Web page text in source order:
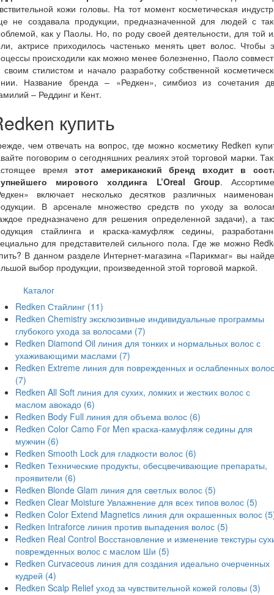
кожи головы. На тот момент косметическая
не создавала продукции, предназначенной для людей с
как у Паолы. Но, по роду своей деятельности, для той
актрисе приходилось частенько менять цвет волос. Чтобы
происходили как можно менее болезненно, Паоло
своим стилистом и начало разработку собственной
Название бренда – «Редкен», симбиоз из сочетания
– Реддинг и Кент.
купить
чем отвечать на вопрос, где можно косметику Redken
поговорим о сегодняшних реалиях этой торговой марки.
времяэтот американский бренд входит в
мирового холдинга L’Oreal Group.
включает несколько десятков различных
В арсенале множество средств по уходу за
предназначено для решения определенной задачи), а
стайлинга и краска-камуфляж седины,
для представителей сильного пола. Где же можно
В данном разделе Интернет-магазина «Парикмаг» вы
выбор продукции, произведенной этой торговой маркой.
Каталог
Redken Стайлинг (11)
Redken Chemistry эксклюзивные индивидуальные программы
глубокого ухода за волосами (7)
Redken Diamond Oil линия для тонких и нормальных волос с
ухаживающими маслами (7)
Redken Extreme линия для поврежденных и ослабленных волос
(7)
Redken All Soft линия для сухих, ломких и жестких волос с
маслом авокадо (6)
Redken Body Full линия для объема волос (6)
Redken Color Camo For Men краска-камуфляж седины для
мужчин (6)
Redken Smooth Lock для гладкости волос (6)
Redken Технические продукты, обесцвечивающие препараты,
проявители (6)
Redken Blonde Glam линия для светлых волос (5)
Redken Clear Moisture Увлажнение для всех типов волос (5)
Redken Color Extend Magnetics линия для окрашенных волос
Redken Intraforce линия против выпадения волос (5)
Redken Real Control Восстановление и изменение текстуры
поврежденных волос с маслом Ши (5)
Redken Curvaceous линия для создания идеально очерченных
кудрей (4)
Redken Scalp Relief уход за чувствительной кожей головы (3)